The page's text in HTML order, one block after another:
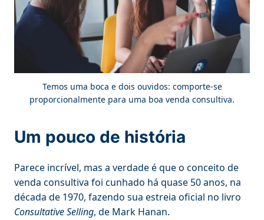
Temos uma boca e dois ouvidos: comporte-se
proporcionalmente para uma boa venda consultiva.
Um pouco de história
Parece incrível, mas a verdade é que o conceito de
venda consultiva foi cunhado há quase 50 anos, na
década de 1970, fazendo sua estreia oficial no livro
Consultative Selling, de Mark Hanan.